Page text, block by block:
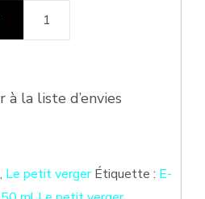
quantité
de
liquide
50
à la liste d’envies
, Le petit verger Étiquette : E-